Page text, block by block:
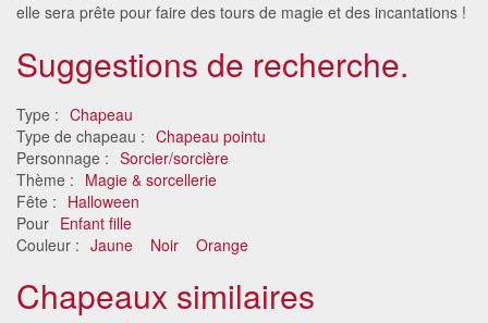
elle sera prête pour faire des tours de magie et des incantations !
Suggestions de recherche.
Type : Chapeau
Type de chapeau : Chapeau pointu
Personnage : Sorcier/sorcière
Thème : Magie & sorcellerie
Fête : Halloween
Pour Enfant fille
Couleur : Jaune Noir Orange
Chapeaux similaires